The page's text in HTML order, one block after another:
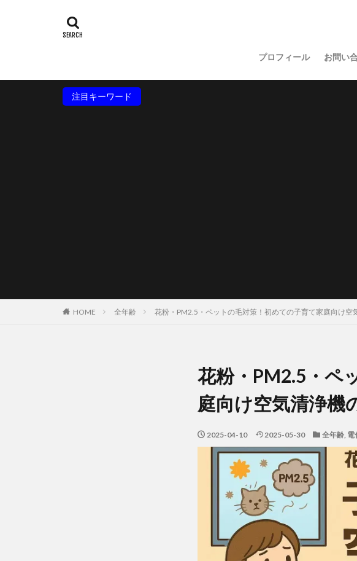
プロフィール お問い
注目キーワード
HOME 全年齢 花粉・PM2.5・ペットの毛対策！初めての子育て家庭向け空
花粉・PM2.5・ペ
庭向け空気清浄機
2025-04-10 2025-05-30 全年齢, 電